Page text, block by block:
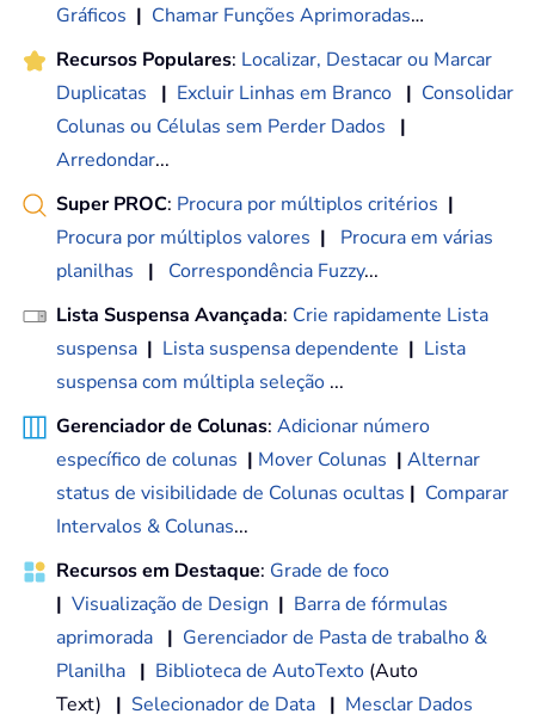
Gráficos | Chamar Funções Aprimoradas…
Recursos Populares: Localizar, Destacar ou Marcar
Duplicatas
| Excluir Linhas em Branco | Consolidar
Colunas ou Células sem Perder Dados
|
Arredondar...
Super PROC: Procura por múltiplos critérios |
Procura por múltiplos valores |
Procura em várias
planilhas
| Correspondência Fuzzy...
Lista Suspensa Avançada: Crie rapidamente Lista
suspensa | Lista suspensa dependente | Lista
suspensa com múltipla seleção ...
Gerenciador de Colunas: Adicionar número
específico de colunas | Mover Colunas | Alternar
status de visibilidade de Colunas ocultas | Comparar
Intervalos & Colunas...
Recursos em Destaque: Grade de foco
| Visualização de Design | Barra de fórmulas
aprimorada | Gerenciador de Pasta de trabalho &
Planilha | Biblioteca de AutoTexto (Auto
Text) | Selecionador de Data | Mesclar Dados